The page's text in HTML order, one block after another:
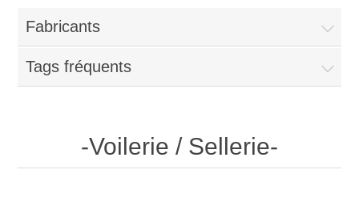
Fabricants
Tags fréquents
-Voilerie / Sellerie-